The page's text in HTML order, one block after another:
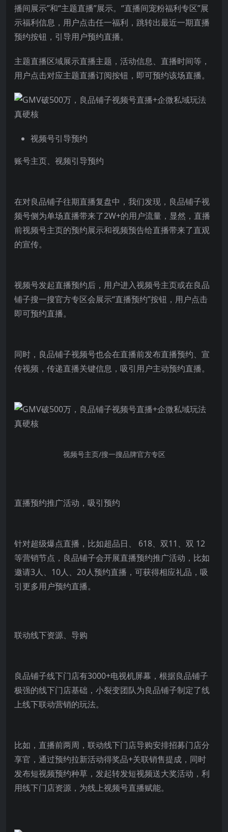
播间展示”和“主题直播”展示。“直播间宠粉福利专区”展
示福利信息，用户点击任一福利，跳转出最近一期直播
预约按钮，引导用户预约直播。
主题直播区域展示直播主题，活动信息、直播时间等，
用户点击对应主题直播订阅按钮，即可预约该场直播。
视频号引导预约
账号主页、视频引导预约
在对良品铺子往期直播复盘中，我们发现，良品铺子视
频号侧为单场直播带来了2W+的用户流量，显然，直播
前视频号主页的预约展示和视频预告给直播带来了直观
的宣传。
视频号发起直播预约后，用户进入视频号主页或在良品
铺子搜一搜官方专区会展示“直播预约”按钮，用户点击
即可预约直播。
同时，良品铺子视频号也会在直播前发布直播预约、宣
传视频，传递直播关键信息，吸引用户主动预约直播。
视频号主页/搜一搜品牌官方专区
直播预约推广活动，吸引预约
针对超级爆点直播，比如超品日、 618、双11、双 12
等营销节点，良品铺子会开展直播预约推广活动，比如
邀请3人、10人、20人预约直播，可获得相应礼品，吸
引更多用户预约直播。
联动线下资源、导购
良品铺子线下门店有3000+电视机屏幕，根据良品铺子
极强的线下门店基础，小裂变团队为良品铺子制定了线
上线下联动营销的玩法。
比如，直播前两周，联动线下门店导购安排招募门店分
享官，通过预约拉新活动得奖品+关联销售提成，同时
发布短视频预约种草，发起转发短视频送大奖活动，利
用线下门店资源，为线上视频号直播赋能。